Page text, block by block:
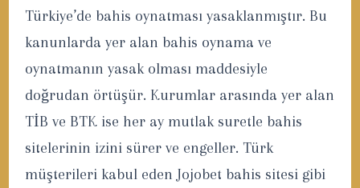
Türkiye’de bahis oynatması yasaklanmıştır. Bu
kanunlarda yer alan bahis oynama ve
oynatmanın yasak olması maddesiyle
doğrudan örtüşür. Kurumlar arasında yer alan
TİB ve BTK ise her ay mutlak suretle bahis
sitelerinin izini sürer ve engeller. Türk
müşterileri kabul eden Jojobet bahis sitesi gibi